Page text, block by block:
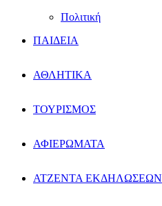
Πολιτική
ΠΑΙΔΕΙΑ
ΑΘΛΗΤΙΚΑ
ΤΟΥΡΙΣΜΟΣ
ΑΦΙΕΡΩΜΑΤΑ
ΑΤΖΕΝΤΑ ΕΚΔΗΛΩΣΕΩΝ